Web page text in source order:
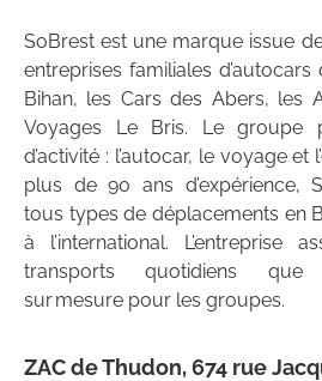
SoBrest est une marque issue
entreprises familiales d’autocars
Bihan, les Cars des Abers, les
Voyages Le Bris. Le groupe
d’activité : l’autocar, le voyage et
plus de 90 ans d’expérience,
tous types de déplacements en
à l’international. L’entreprise
transports quotidiens que
sur mesure pour les groupes.
ZAC de Thudon, 674 rue